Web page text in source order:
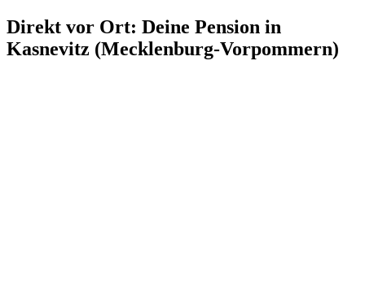
Direkt vor Ort: Deine Pension in
Kasnevitz (Mecklenburg-Vorpommern)